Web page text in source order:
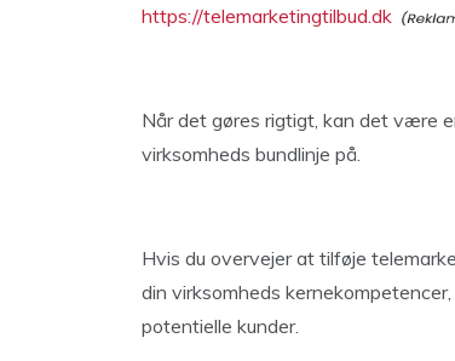
https://telemarketingtilbud.dk
Når det gøres rigtigt, kan det være
virksomheds bundlinje på.
Hvis du overvejer at tilføje
din virksomheds
potentielle kunder.